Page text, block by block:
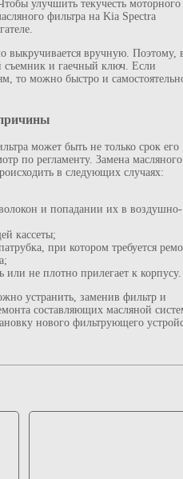
улучшить текучесть моторного
фильтра на Kia Spectra
выкручивается вручную. Поэтому,
съемник и гаечный ключ. Если
то можно быстро и
может быть не только срок его
по регламенту. Замена масляного
в следующих случаях:
и попадании их в воздушно-
кассеты;
при котором требуется
или не плотно прилегает к корпусу.
устранить, заменив фильтр и
составляющих масляной
нового фильтрующего